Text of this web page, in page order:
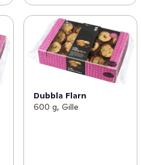
Dubbla Flarn
600 g, Gille